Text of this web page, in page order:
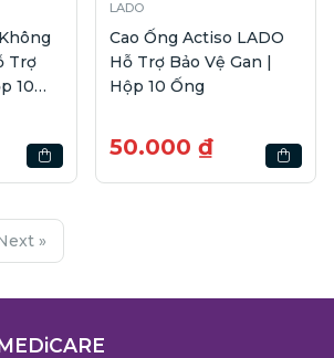
Trợ
10
LADO
Cao Ống Actiso LADO
Hỗ Trợ Bảo Vệ Gan |
Hộp 10 Ống
50.000 ₫
»